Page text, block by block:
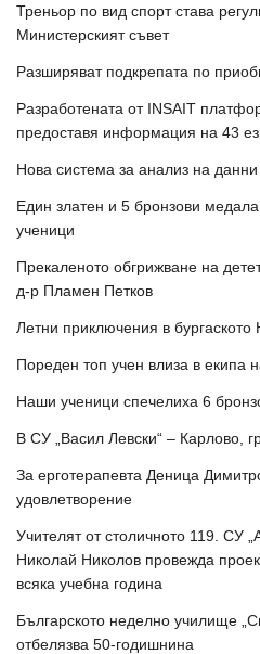
Треньор по вид спорт става
Министерският съвет
Разширяват подкрепата по
Разработената от INSAIT
предоставя информация на 43
Нова система за анализ на
Един златен и 5 бронзови
ученици
Прекаленото обгрижване на
д-р Пламен Петков
Летни приключения в бургаското
Пореден топ учен влиза в екипа
Наши ученици спечелиха 6
В СУ „Васил Левски“ – Карлово,
За ерготерапевта Деница
удовлетворение
Учителят от столичното 119. СУ
Николай Николов провежда
всяка учебна година
Българското неделно училище
отбелязва 50-годишнина